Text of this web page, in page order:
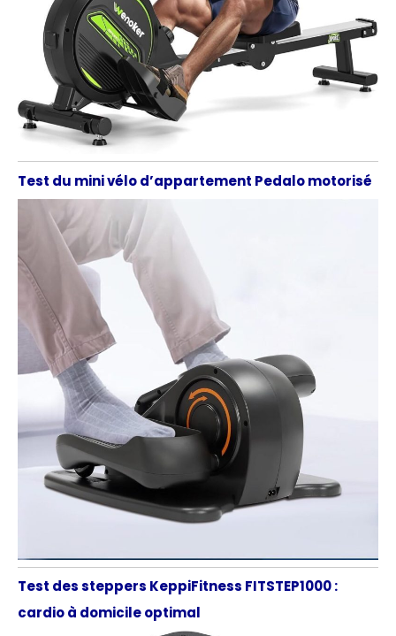
den Kinomap-
Aktivierungscode zu
erhalten!
Test du mini vélo d’appartement Pedalo motorisé
Test des steppers KeppiFitness FITSTEP1000 :
cardio à domicile optimal